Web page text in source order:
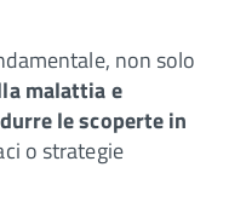
non solo
malattia e
le scoperte in
o strategie